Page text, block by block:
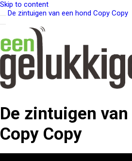
Skip to content
De zintuigen van een hond Copy Copy
De zintuigen
Copy Copy